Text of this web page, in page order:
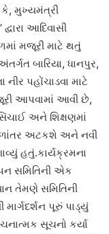
મુખ્યમંત્રી
આદિવાસી
મજૂરી માટે થતું
બારિયા, ધાનપુર,
નીર પહોંચાડવા માટે
આપવામાં આવી છે,
અને શિક્ષણમાં
અટકશે અને નવી
હતું.કાર્યક્રમના
સમિતિની એક
તેમણે સમિતિની
માર્ગદર્શન પૂરું પાડ્યું
સૂચનો કર્યા